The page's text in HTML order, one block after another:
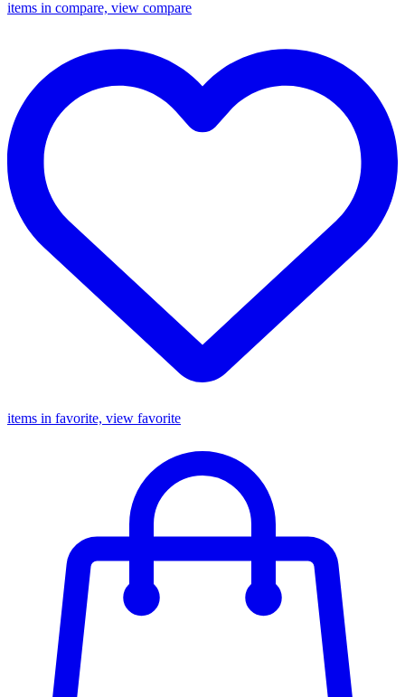
items in compare, view compare
items in favorite, view favorite